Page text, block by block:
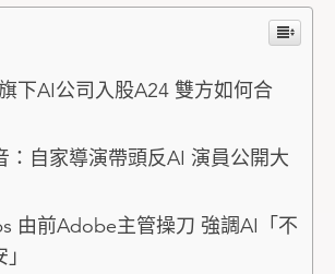
下AI公司入股A24 雙方如何合
：自家導演帶頭反AI 演員公開大
由前Adobe主管操刀 強調AI「不